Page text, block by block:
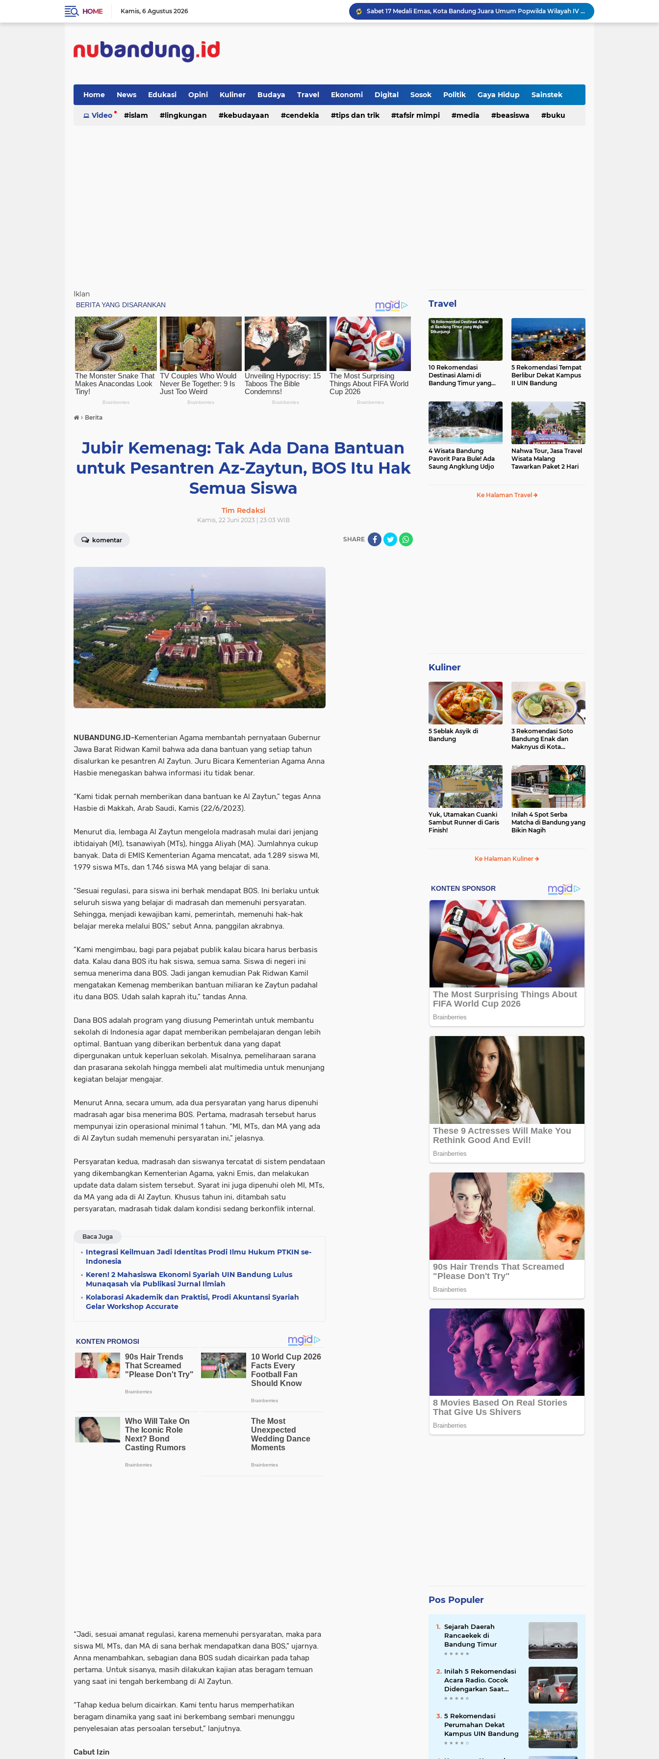
HOME Kamis 6 Agustus 2026
Sabet 17 Medali Emas, Kota Bandung Juara Umum Popwilda Wilayah IV Jabar 2026
Jalan Redup Agama: Catatan untuk Munas-Kobes NU
Opini dan Hukum
Sinergi Kemenag RI–UIN Bandung Perkuat Moderasi Beragama di Kalangan Mahasiswa
Islam dan Barat
Home News Edukasi Opini Kuliner Budaya Travel Ekonomi Digital Sosok Politik Gaya Hidup Sainstek
Video islam lingkungan kebudayaan cendekia tips dan trik tafsir mimpi media beasiswa buku
Iklan
› Berita
Jubir Kemenag: Tak Ada Dana Bantuan
untuk Pesantren Az-Zaytun, BOS Itu Hak
Semua Siswa
Tim Redaksi
Kamis, 22 Juni 2023 | 23:03 WIB
komentar SHARE
NUBANDUNG.ID-Kementerian Agama membantah pernyataan Gubernur
Jawa Barat Ridwan Kamil bahwa ada dana bantuan yang setiap tahun
disalurkan ke pesantren Al Zaytun. Juru Bicara Kementerian Agama Anna
Hasbie menegaskan bahwa informasi itu tidak benar.
“Kami tidak pernah memberikan dana bantuan ke Al Zaytun,” tegas Anna
Hasbie di Makkah, Arab Saudi, Kamis (22/6/2023).
Menurut dia, lembaga Al Zaytun mengelola madrasah mulai dari jenjang
ibtidaiyah (MI), tsanawiyah (MTs), hingga Aliyah (MA). Jumlahnya cukup
banyak. Data di EMIS Kementerian Agama mencatat, ada 1.289 siswa MI,
1.979 siswa MTs, dan 1.746 siswa MA yang belajar di sana.
“Sesuai regulasi, para siswa ini berhak mendapat BOS. Ini berlaku untuk
seluruh siswa yang belajar di madrasah dan memenuhi persyaratan.
Sehingga, menjadi kewajiban kami, pemerintah, memenuhi hak-hak
belajar mereka melalui BOS,” sebut Anna, panggilan akrabnya.
"Kami mengimbau, bagi para pejabat publik kalau bicara harus berbasis
data. Kalau dana BOS itu hak siswa, semua sama. Siswa di negeri ini
semua menerima dana BOS. Jadi jangan kemudian Pak Ridwan Kamil
mengatakan Kemenag memberikan bantuan miliaran ke Zaytun padahal
itu dana BOS. Udah salah kaprah itu," tandas Anna.
Dana BOS adalah program yang diusung Pemerintah untuk membantu
sekolah di Indonesia agar dapat memberikan pembelajaran dengan lebih
optimal. Bantuan yang diberikan berbentuk dana yang dapat
dipergunakan untuk keperluan sekolah. Misalnya, pemeliharaan sarana
dan prasarana sekolah hingga membeli alat multimedia untuk menunjang
kegiatan belajar mengajar.
Menurut Anna, secara umum, ada dua persyaratan yang harus dipenuhi
madrasah agar bisa menerima BOS. Pertama, madrasah tersebut harus
mempunyai izin operasional minimal 1 tahun. “MI, MTs, dan MA yang ada
di Al Zaytun sudah memenuhi persyaratan ini,” jelasnya.
Persyaratan kedua, madrasah dan siswanya tercatat di sistem pendataan
yang dikembangkan Kementerian Agama, yakni Emis, dan melakukan
update data dalam sistem tersebut. Syarat ini juga dipenuhi oleh MI, MTs,
da MA yang ada di Al Zaytun. Khusus tahun ini, ditambah satu
persyaratan, madrasah tidak dalam kondisi sedang berkonflik internal.
Baca Juga
Integrasi Keilmuan Jadi Identitas Prodi Ilmu Hukum PTKIN se-
Indonesia
Keren! 2 Mahasiswa Ekonomi Syariah UIN Bandung Lulus
Munaqasah via Publikasi Jurnal Ilmiah
Kolaborasi Akademik dan Praktisi, Prodi Akuntansi Syariah
Gelar Workshop Accurate
“Jadi, sesuai amanat regulasi, karena memenuhi persyaratan, maka para
siswa MI, MTs, dan MA di sana berhak mendapatkan dana BOS,” ujarnya.
Anna menambahkan, sebagian dana BOS sudah dicairkan pada tahap
pertama. Untuk sisanya, masih dilakukan kajian atas beragam temuan
yang saat ini tengah berkembang di Al Zaytun.
“Tahap kedua belum dicairkan. Kami tentu harus memperhatikan
beragam dinamika yang saat ini berkembang sembari menunggu
penyelesaian atas persoalan tersebut,” lanjutnya.
Cabut Izin
Travel
10 Rekomendasi
Destinasi Alami di
Bandung Timur yang
5 Rekomendasi Tempat
Berlibur Dekat Kampus
II UIN Bandung
4 Wisata Bandung
Pavorit Para Bule! Ada
Saung Angklung Udjo
Nahwa Tour, Jasa Travel
Wisata Malang
Tawarkan Paket 2 Hari
Ke Halaman Travel
Kuliner
5 Seblak Asyik di
Bandung
3 Rekomendasi Soto
Bandung Enak dan
Maknyus di Kota
Yuk, Utamakan Cuanki
Sambut Runner di Garis
Finish!
Inilah 4 Spot Serba
Matcha di Bandung yang
Bikin Nagih
Ke Halaman Kuliner
Pos Populer
Sejarah Daerah
Rancaekek di
Bandung Timur
Inilah 5 Rekomendasi
Acara Radio. Cocok
Didengarkan Saat
Macet
5 Rekomendasi
Perumahan Dekat
Kampus UIN Bandung